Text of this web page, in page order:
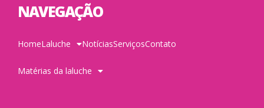
NAVEGAÇÃO
HomeLaluche NotíciasServiçosContato
Matérias da laluche